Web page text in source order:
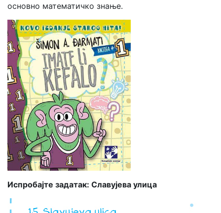
основно математичко знање.
Испробајте задатак: Славујева улица